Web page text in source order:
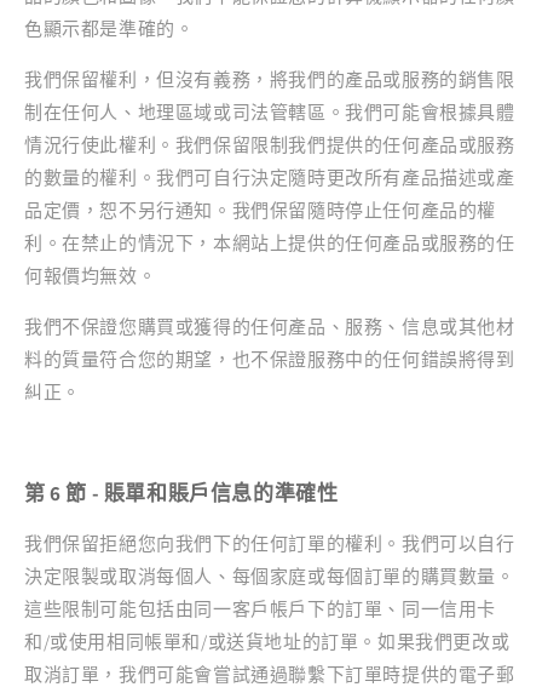
色顯示都是準確的。
我們保留權利，但沒有義務，將我們的產品或服務的銷售限
制在任何人、地理區域或司法管轄區。我們可能會根據具體
情況行使此權利。我們保留限制我們提供的任何產品或服務
的數量的權利。我們可自行決定隨時更改所有產品描述或產
品定價，恕不另行通知。我們保留隨時停止任何產品的權
利。在禁止的情況下，本網站上提供的任何產品或服務的任
何報價均無效。
我們不保證您購買或獲得的任何產品、服務、信息或其他材
料的質量符合您的期望，也不保證服務中的任何錯誤將得到
糾正。
第 6 節 - 賬單和賬戶信息的準確性
我們保留拒絕您向我們下的任何訂單的權利。我們可以自行
決定限製或取消每個人、每個家庭或每個訂單的購買數量。
這些限制可能包括由同一客戶帳戶下的訂單、同一信用卡
和/或使用相同帳單和/或送貨地址的訂單。如果我們更改或
取消訂單，我們可能會嘗試通過聯繫下訂單時提供的電子郵